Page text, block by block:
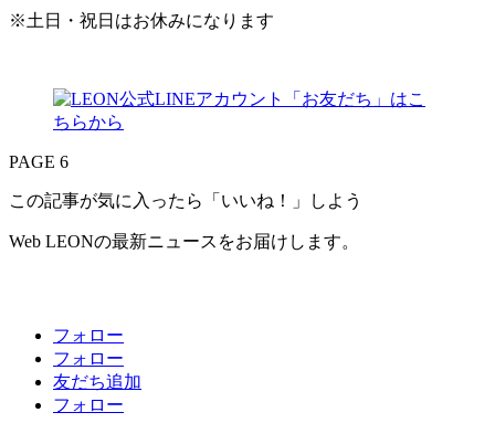
※土日・祝日はお休みになります
PAGE 6
この記事が気に入ったら「いいね！」しよう
Web LEONの最新ニュースをお届けします。
フォロー
フォロー
友だち追加
フォロー